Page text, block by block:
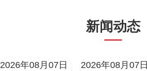
新闻动态
2026年08月07日 2026年08月07日